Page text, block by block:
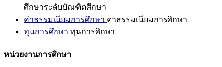
ศึกษาระดับบัณฑิตศึกษา
ค่าธรรมเนียมการศึกษา ค่าธรรมเนียมการศึกษา
ทุนการศึกษา ทุนการศึกษา
หน่วยงานการศึกษา